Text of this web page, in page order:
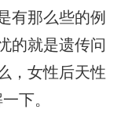
有那么些的例
的就是遗传问
，女性后天性
下。